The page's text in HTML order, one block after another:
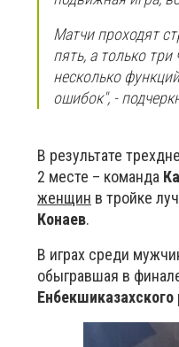
Матчи проходят
пять, а только
несколько
ошибок", -
В результате
2 месте – команда
женщин в тройке
Конаев.
В играх среди
обыгравшая в
Енбекшиказахского